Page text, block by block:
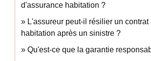
d'assurance habitation ?
L'assureur peut-il résilier un
habitation après un sinistre ?
Qu'est-ce que la garantie